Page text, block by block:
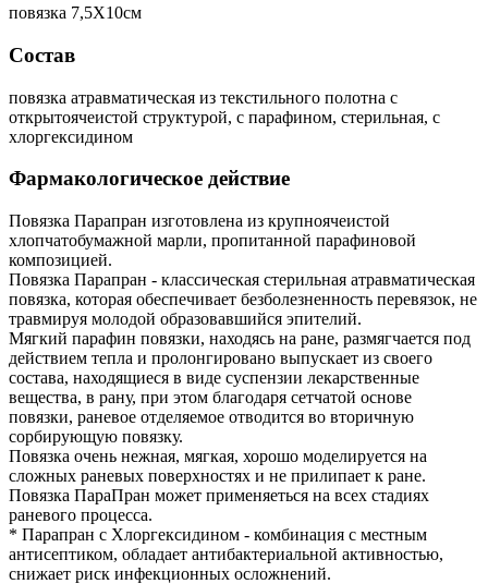
повязка 7,5Х10см
Состав
повязка атравматическая из текстильного полотна с
открытоячеистой структурой, с парафином, стерильная, с
хлоргексидином
Фармакологическое действие
Повязка Парапран изготовлена из крупноячеистой
хлопчатобумажной марли, пропитанной парафиновой
композицией.
Повязка Парапран - классическая стерильная атравматическая
повязка, которая обеспечивает безболезненность перевязок, не
травмируя молодой образовавшийся эпителий.
Мягкий парафин повязки, находясь на ране, размягчается под
действием тепла и пролонгировано выпускает из своего
состава, находящиеся в виде суспензии лекарственные
вещества, в рану, при этом благодаря сетчатой основе
повязки, раневое отделяемое отводится во вторичную
сорбирующую повязку.
Повязка очень нежная, мягкая, хорошо моделируется на
сложных раневых поверхностях и не прилипает к ране.
Повязка ПараПран может применяеться на всех стадиях
раневого процесса.
* Парапран с Хлоргексидином - комбинация с местным
антисептиком, обладает антибактериальной активностью,
снижает риск инфекционных осложнений.